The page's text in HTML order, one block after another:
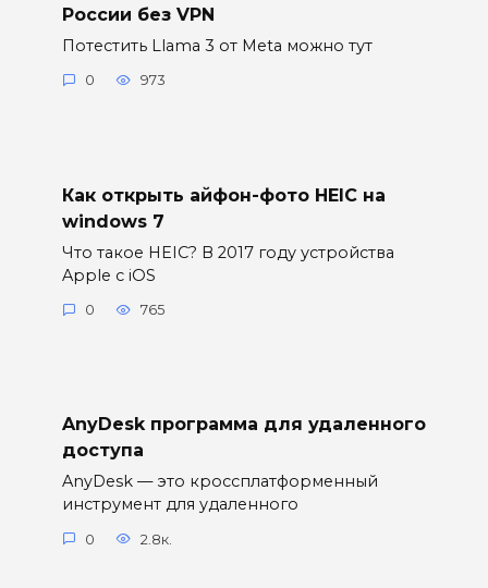
России без VPN
Потестить Llama 3 от Meta можно тут
0 973
Как открыть айфон-фото HEIC на
windows 7
Что такое HEIC? В 2017 году устройства
Apple с iOS
0 765
AnyDesk программа для удаленного
доступа
AnyDesk — это кроссплатформенный
инструмент для удаленного
0 2.8к.